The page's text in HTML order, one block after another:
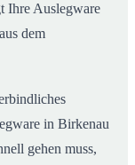
Ihre Auslegware
dem
in Birkenau
gehen muss,